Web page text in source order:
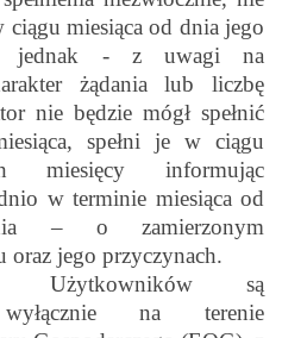
miesiąca od dnia jego
jednak - z uwagi na
żądania lub liczbę
nie będzie mógł spełnić
spełni je w ciągu
miesięcy informując
w terminie miesiąca od
– o zamierzonym
oraz jego przyczynach.
Użytkowników są
wyłącznie na terenie